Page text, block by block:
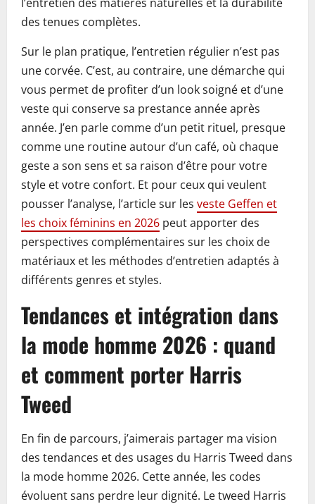
des tenues complètes.
Sur le plan pratique, l’entretien régulier n’est pas
une corvée. C’est, au contraire, une démarche qui
vous permet de profiter d’un look soigné et d’une
veste qui conserve sa prestance année après
année. J’en parle comme d’un petit rituel, presque
comme une routine autour d’un café, où chaque
geste a son sens et sa raison d’être pour votre
style et votre confort. Et pour ceux qui veulent
pousser l’analyse, l’article sur les veste Geffen et
les choix féminins en 2026 peut apporter des
perspectives complémentaires sur les choix de
matériaux et les méthodes d’entretien adaptés à
différents genres et styles.
Tendances et intégration dans
la mode homme 2026 : quand
et comment porter Harris
Tweed
En fin de parcours, j’aimerais partager ma vision
des tendances et des usages du Harris Tweed dans
la mode homme 2026. Cette année, les codes
évoluent sans perdre leur dignité. Le tweed Harris